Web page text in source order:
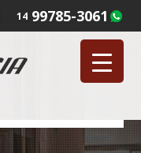
14 99785-3061